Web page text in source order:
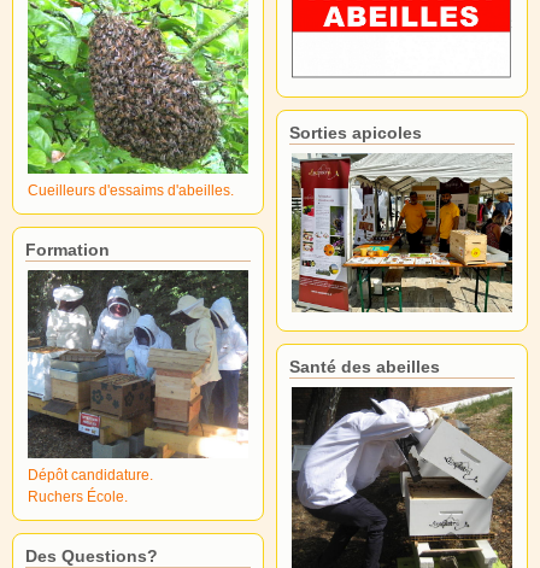
Cueilleurs d'essaims d'abeilles.
Formation
Dépôt candidature.
Ruchers École.
Des Questions?
Sorties apicoles
Santé des abeilles